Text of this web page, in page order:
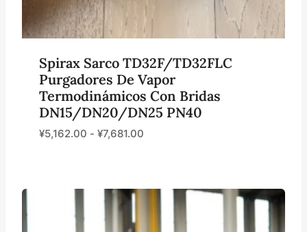
Spirax Sarco TD32F/TD32FLC
Purgadores De Vapor
Termodinámicos Con Bridas
DN15/DN20/DN25 PN40
¥5,162.00 - ¥7,681.00